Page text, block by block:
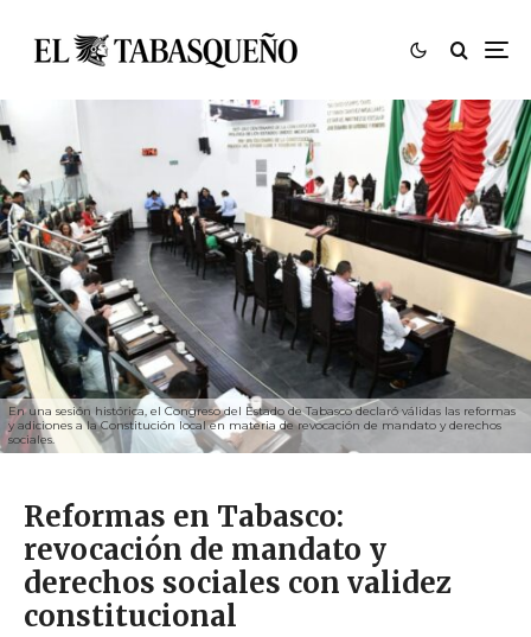
En una sesión histórica, el Congreso del Estado de Tabasco declaró válidas las reformas
y adiciones a la Constitución local en materia de revocación de mandato y derechos
sociales.
Reformas en Tabasco:
revocación de mandato y
derechos sociales con validez
constitucional